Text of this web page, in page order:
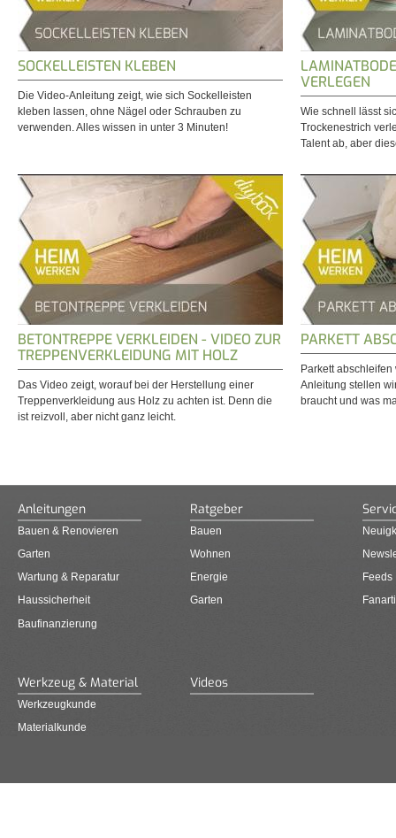
SOCKELLEISTEN KLEBEN
Die Video-Anleitung zeigt, wie sich Sockelleisten
kleben lassen, ohne Nägel oder Schrauben zu
verwenden. Alles wissen in unter 3 Minuten!
VERLEGEN
Wie schnell lässt
Trockenestrich
Talent ab, aber
BETONTREPPE VERKLEIDEN - VIDEO ZUR
TREPPENVERKLEIDUNG MIT HOLZ
Das Video zeigt, worauf bei der Herstellung einer
Treppenverkleidung aus Holz zu achten ist. Denn die
ist reizvoll, aber nicht ganz leicht.
PARKETT
Parkett
Anleitung stellen
braucht und was
Anleitungen
Bauen & Renovieren
Garten
Wartung & Reparatur
Haussicherheit
Baufinanzierung
Ratgeber
Bauen
Wohnen
Energie
Garten
Feeds
Werkzeug & Material
Werkzeugkunde
Materialkunde
Videos